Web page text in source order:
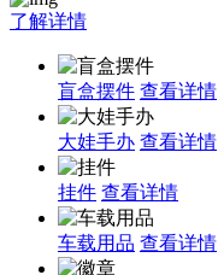
了解详情
盲盒摆件 查看详情
大娃手办 查看详情
挂件 查看详情
车载用品 查看详情